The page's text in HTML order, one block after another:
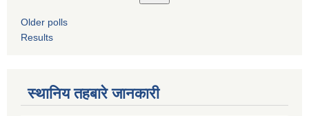
Older polls
Results
स्थानिय तहबारे जानकारी